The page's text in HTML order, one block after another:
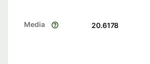
Media 20.6178